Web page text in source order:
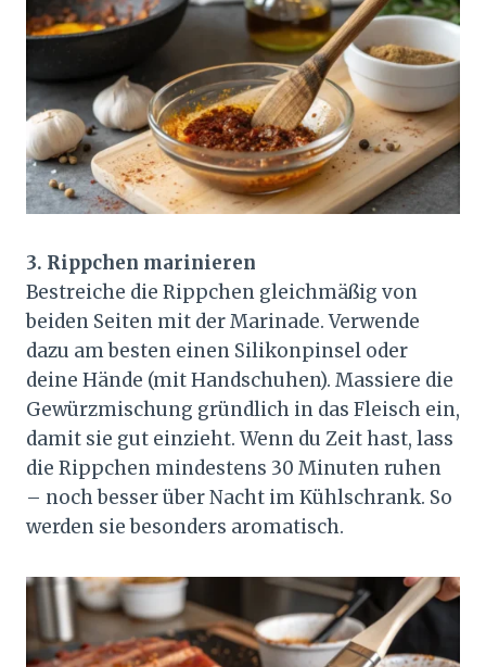
3. Rippchen marinieren
Bestreiche die Rippchen gleichmäßig von
beiden Seiten mit der Marinade. Verwende
dazu am besten einen Silikonpinsel oder
deine Hände (mit Handschuhen). Massiere die
Gewürzmischung gründlich in das Fleisch ein,
damit sie gut einzieht. Wenn du Zeit hast, lass
die Rippchen mindestens 30 Minuten ruhen
– noch besser über Nacht im Kühlschrank. So
werden sie besonders aromatisch.